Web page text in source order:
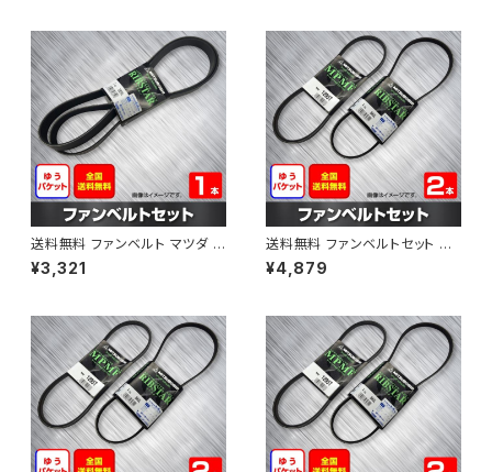
送料無料 ファンベルト マツダ C
X-3 型式DK5AW H28.10～H
30.05 （国内トップメーカー） 1
¥3,321
送料無料 ファンベルトセット マ
ツダ カペラ 型式GF8P H11.09
～H14.03 （国内トップメーカ
¥4,879